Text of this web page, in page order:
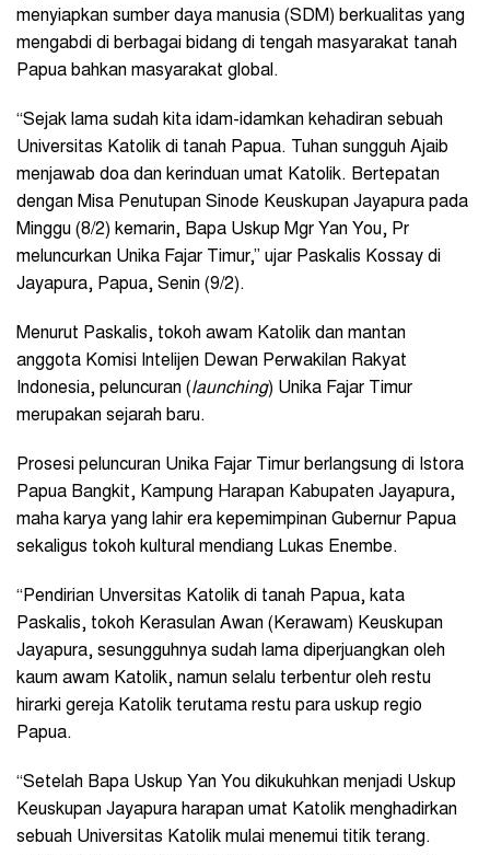
menyiapkan sumber daya manusia (SDM) berkualitas yang
mengabdi di berbagai bidang di tengah masyarakat tanah
Papua bahkan masyarakat global.
“Sejak lama sudah kita idam-idamkan kehadiran sebuah
Universitas Katolik di tanah Papua. Tuhan sungguh Ajaib
menjawab doa dan kerinduan umat Katolik. Bertepatan
dengan Misa Penutupan Sinode Keuskupan Jayapura pada
Minggu (8/2) kemarin, Bapa Uskup Mgr Yan You, Pr
meluncurkan Unika Fajar Timur,” ujar Paskalis Kossay di
Jayapura, Papua, Senin (9/2).
Menurut Paskalis, tokoh awam Katolik dan mantan
anggota Komisi Intelijen Dewan Perwakilan Rakyat
Indonesia, peluncuran (launching) Unika Fajar Timur
merupakan sejarah baru.
Prosesi peluncuran Unika Fajar Timur berlangsung di Istora
Papua Bangkit, Kampung Harapan Kabupaten Jayapura,
maha karya yang lahir era kepemimpinan Gubernur Papua
sekaligus tokoh kultural mendiang Lukas Enembe.
“Pendirian Unversitas Katolik di tanah Papua, kata
Paskalis, tokoh Kerasulan Awan (Kerawam) Keuskupan
Jayapura, sesungguhnya sudah lama diperjuangkan oleh
kaum awam Katolik, namun selalu terbentur oleh restu
hirarki gereja Katolik terutama restu para uskup regio
Papua.
“Setelah Bapa Uskup Yan You dikukuhkan menjadi Uskup
Keuskupan Jayapura harapan umat Katolik menghadirkan
sebuah Universitas Katolik mulai menemui titik terang.